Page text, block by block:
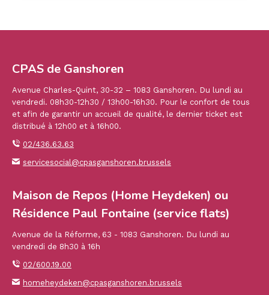
CPAS de Ganshoren
Avenue Charles-Quint, 30-32 – 1083 Ganshoren. Du lundi au
vendredi. 08h30-12h30 / 13h00-16h30. Pour le confort de tous
et afin de garantir un accueil de qualité, le dernier ticket est
distribué à 12h00 et à 16h00.
02/436.63.63
servicesocial@cpasganshoren.brussels
Maison de Repos (Home Heydeken) ou
Résidence Paul Fontaine (service flats)
Avenue de la Réforme, 63 - 1083 Ganshoren. Du lundi au
vendredi de 8h30 à 16h
02/600.19.00
homeheydeken@cpasganshoren.brussels